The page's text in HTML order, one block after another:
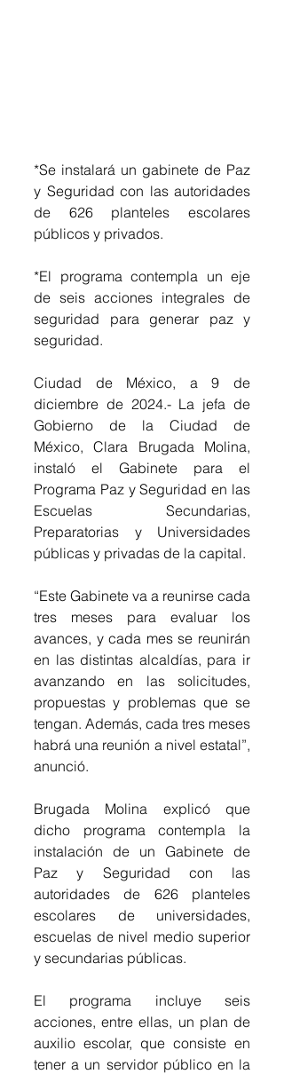
*Se instalará un gabinete de Paz
y Seguridad con las autoridades
de 626 planteles escolares
públicos y privados.
*El programa contempla un eje
de seis acciones integrales de
seguridad para generar paz y
seguridad.
Ciudad de México, a 9 de
diciembre de 2024.- La jefa de
Gobierno de la Ciudad de
México, Clara Brugada Molina,
instaló el Gabinete para el
Programa Paz y Seguridad en las
Escuelas Secundarias,
Preparatorias y Universidades
públicas y privadas de la capital.
“Este Gabinete va a reunirse cada
tres meses para evaluar los
avances, y cada mes se reunirán
en las distintas alcaldías, para ir
avanzando en las solicitudes,
propuestas y problemas que se
tengan. Además, cada tres meses
habrá una reunión a nivel estatal”,
anunció.
Brugada Molina explicó que
dicho programa contempla la
instalación de un Gabinete de
Paz y Seguridad con las
autoridades de 626 planteles
escolares de universidades,
escuelas de nivel medio superior
y secundarias públicas.
El programa incluye seis
acciones, entre ellas, un plan de
auxilio escolar, que consiste en
tener a un servidor público en la